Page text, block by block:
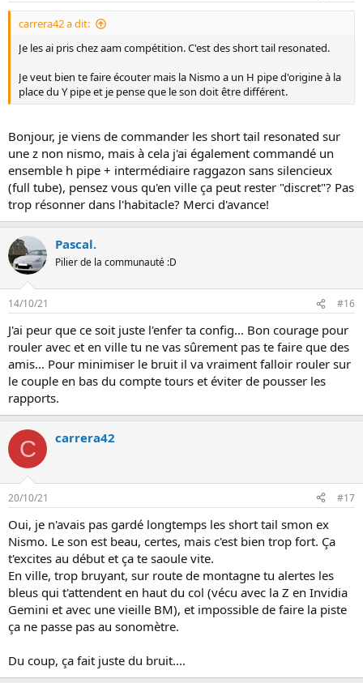
carrera42 a dit:
Je les ai pris chez aam compétition. C'est des short tail resonated.
Je veut bien te faire écouter mais la Nismo a un H pipe d'origine à la
place du Y pipe et je pense que le son doit être différent.
Bonjour, je viens de commander les short tail resonated sur
une z non nismo, mais à cela j'ai également commandé un
ensemble h pipe + intermédiaire raggazon sans silencieux
(full tube), pensez vous qu'en ville ça peut rester "discret"? Pas
trop résonner dans l'habitacle? Merci d'avance!
Pascal.
Pilier de la communauté :D
14/10/21 #16
J'ai peur que ce soit juste l'enfer ta config... Bon courage pour
rouler avec et en ville tu ne vas sûrement pas te faire que des
amis... Pour minimiser le bruit il va vraiment falloir rouler sur
le couple en bas du compte tours et éviter de pousser les
rapports.
C carrera42
20/10/21 #17
Oui, je n'avais pas gardé longtemps les short tail smon ex
Nismo. Le son est beau, certes, mais c'est bien trop fort. Ça
t'excites au début et ça te saoule vite.
En ville, trop bruyant, sur route de montagne tu alertes les
bleus qui t'attendent en haut du col (vécu avec la Z en Invidia
Gemini et avec une vieille BM), et impossible de faire la piste
ça ne passe pas au sonomètre.
Du coup, ça fait juste du bruit....